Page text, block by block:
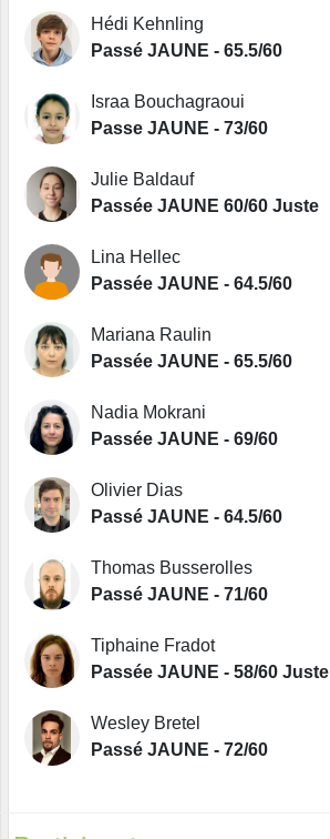
Hédi Kehnling
Passé JAUNE - 65.5/60
Israa Bouchagraoui
Passe JAUNE - 73/60
Julie Baldauf
Passée JAUNE 60/60 Juste
Lina Hellec
Passée JAUNE - 64.5/60
Mariana Raulin
Passée JAUNE - 65.5/60
Nadia Mokrani
Passée JAUNE - 69/60
Olivier Dias
Passé JAUNE - 64.5/60
Thomas Busserolles
Passé JAUNE - 71/60
Tiphaine Fradot
Passée JAUNE - 58/60 Juste
Wesley Bretel
Passé JAUNE - 72/60